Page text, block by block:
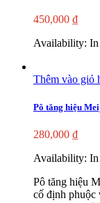
450,000 ₫
Availability: In
Thêm vào giỏ
Pô tăng hiệu
280,000 ₫
Availability: In
Pô tăng hiệu
cố định phuộc